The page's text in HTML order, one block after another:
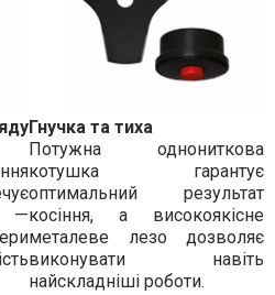
—
Гнучка та тиха
Потужна однониткова
котушка гарантує
оптимальний результат
косіння, а високоякісне
металеве лезо дозволяє
виконувати навіть
найскладніші роботи.